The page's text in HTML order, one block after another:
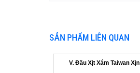
SẢN PHẨM LIÊN QUAN
V. Đầu Xịt Xám Taiwan Xịn